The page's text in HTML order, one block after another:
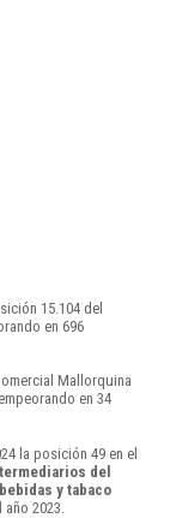
15.104 del
en 696
Mallorquina
en 34
la posición 49 en el
del
y tabaco
2023.